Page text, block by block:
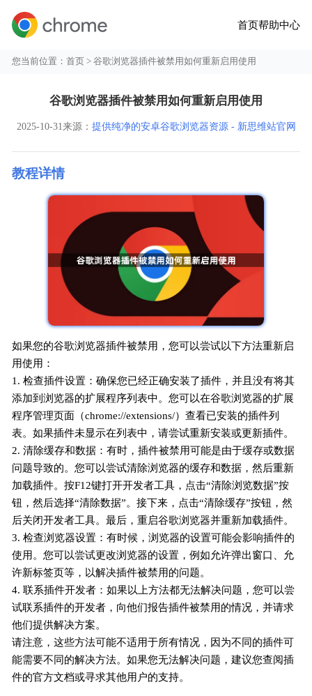
首页帮助中心
您当前位置：首页 > 谷歌浏览器插件被禁用如何重新启用使用
谷歌浏览器插件被禁用如何重新启用使用
2025-10-31来源： 提供纯净的安卓谷歌浏览器资源 - 新思维站官网
教程详情
如果您的谷歌浏览器插件被禁用，您可以尝试以下方法重新启
用使用：
1. 检查插件设置：确保您已经正确安装了插件，并且没有将其
添加到浏览器的扩展程序列表中。您可以在谷歌浏览器的扩展
程序管理页面（chrome://extensions/）查看已安装的插件列
表。如果插件未显示在列表中，请尝试重新安装或更新插件。
2. 清除缓存和数据：有时，插件被禁用可能是由于缓存或数据
问题导致的。您可以尝试清除浏览器的缓存和数据，然后重新
加载插件。按F12键打开开发者工具，点击“清除浏览数据”按
钮，然后选择“清除数据”。接下来，点击“清除缓存”按钮，然
后关闭开发者工具。最后，重启谷歌浏览器并重新加载插件。
3. 检查浏览器设置：有时候，浏览器的设置可能会影响插件的
使用。您可以尝试更改浏览器的设置，例如允许弹出窗口、允
许新标签页等，以解决插件被禁用的问题。
4. 联系插件开发者：如果以上方法都无法解决问题，您可以尝
试联系插件的开发者，向他们报告插件被禁用的情况，并请求
他们提供解决方案。
请注意，这些方法可能不适用于所有情况，因为不同的插件可
能需要不同的解决方法。如果您无法解决问题，建议您查阅插
件的官方文档或寻求其他用户的支持。